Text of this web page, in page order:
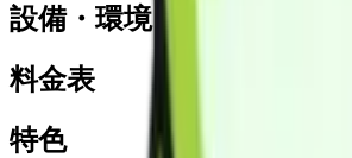
設備・環境
料金表
特色